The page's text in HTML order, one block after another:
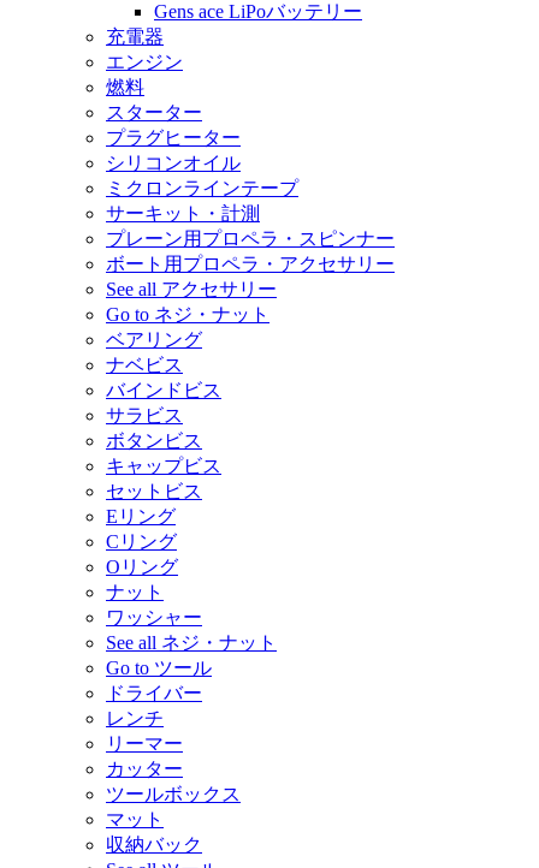
Gens ace LiPoバッテリー
充電器
エンジン
燃料
スターター
プラグヒーター
シリコンオイル
ミクロンラインテープ
サーキット・計測
プレーン用プロペラ・スピンナー
ボート用プロペラ・アクセサリー
See all アクセサリー
Go to ネジ・ナット
ベアリング
ナベビス
バインドビス
サラビス
ボタンビス
キャップビス
セットビス
Eリング
Cリング
Oリング
ナット
ワッシャー
See all ネジ・ナット
Go to ツール
ドライバー
レンチ
リーマー
カッター
ツールボックス
マット
収納バック